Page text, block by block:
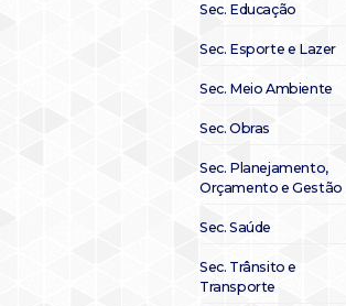
Sec. Educação
Sec. Esporte e Lazer
Sec. Meio Ambiente
Sec. Obras
Sec. Planejamento,
Orçamento e Gestão
Sec. Saúde
Sec. Trânsito e
Transporte